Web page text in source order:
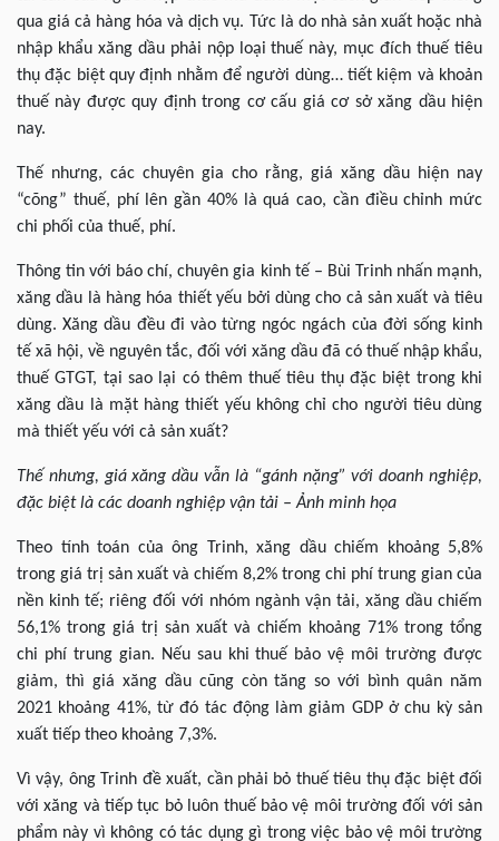
qua giá cả hàng hóa và dịch vụ. Tức là do nhà sản xuất hoặc nhà
nhập khẩu xăng dầu phải nộp loại thuế này, mục đích thuế tiêu
thụ đặc biệt quy định nhằm để người dùng… tiết kiệm và khoản
thuế này được quy định trong cơ cấu giá cơ sở xăng dầu hiện
nay.
Thế nhưng, các chuyên gia cho rằng, giá xăng dầu hiện nay
“cõng” thuế, phí lên gần 40% là quá cao, cần điều chỉnh mức
chi phối của thuế, phí.
Thông tin với báo chí, chuyên gia kinh tế – Bùi Trinh nhấn mạnh,
xăng dầu là hàng hóa thiết yếu bởi dùng cho cả sản xuất và tiêu
dùng. Xăng dầu đều đi vào từng ngóc ngách của đời sống kinh
tế xã hội, về nguyên tắc, đối với xăng dầu đã có thuế nhập khẩu,
thuế GTGT, tại sao lại có thêm thuế tiêu thụ đặc biệt trong khi
xăng dầu là mặt hàng thiết yếu không chỉ cho người tiêu dùng
mà thiết yếu với cả sản xuất?
Thế nhưng, giá xăng dầu vẫn là “gánh nặng” với doanh nghiệp,
đặc biệt là các doanh nghiệp vận tải – Ảnh minh họa
Theo tính toán của ông Trinh, xăng dầu chiếm khoảng 5,8%
trong giá trị sản xuất và chiếm 8,2% trong chi phí trung gian của
nền kinh tế; riêng đối với nhóm ngành vận tải, xăng dầu chiếm
56,1% trong giá trị sản xuất và chiếm khoảng 71% trong tổng
chi phí trung gian. Nếu sau khi thuế bảo vệ môi trường được
giảm, thì giá xăng dầu cũng còn tăng so với bình quân năm
2021 khoảng 41%, từ đó tác động làm giảm GDP ở chu kỳ sản
xuất tiếp theo khoảng 7,3%.
Vì vậy, ông Trinh đề xuất, cần phải bỏ thuế tiêu thụ đặc biệt đối
với xăng và tiếp tục bỏ luôn thuế bảo vệ môi trường đối với sản
phẩm này vì không có tác dụng gì trong việc bảo vệ môi trường